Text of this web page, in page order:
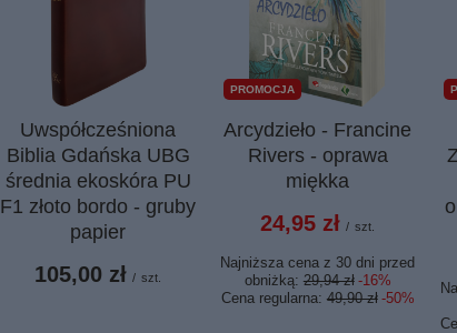
Uwspółcześniona
Biblia Gdańska UBG
średnia ekoskóra PU
F1 złoto bordo - gruby
papier
105,00 zł / szt.
PROMOCJA
Arcydzieło - Francine
Rivers - oprawa
miękka
24,95 zł / szt.
Najniższa cena z 30 dni przed
obniżką: 29,94 zł -16%
Cena regularna: 49,90 zł -50%